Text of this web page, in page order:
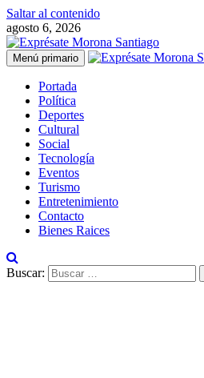
Saltar al contenido
agosto 6, 2026
Menú primario
Portada
Política
Deportes
Cultural
Social
Tecnología
Eventos
Turismo
Entretenimiento
Contacto
Bienes Raices
Buscar: